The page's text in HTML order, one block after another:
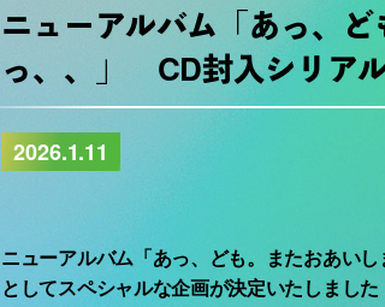
ニューアルバム「あっ、
っ、、」 CD封入シリア
2026.1.11
ニューアルバム「あっ、ども。またおあい
としてスペシャルな企画が決定いたしました